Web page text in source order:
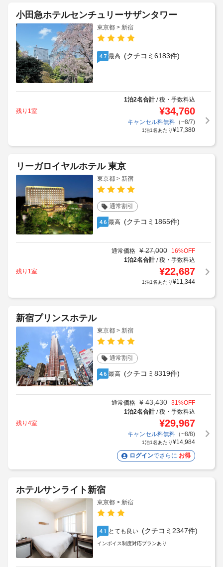
小田急ホテルセンチュリーサザンタワー
東京都 > 新宿
4.7 最高 (クチコミ6183件)
1泊2名合計/税・手数料込
残り1室
¥34,760
キャンセル料無料（~8/7)
1泊1名あたり¥17,380
リーガロイヤルホテル 東京
東京都 > 新宿
通常割引
4.6 最高 (クチコミ1865件)
通常価格 ¥ 27,000 16%OFF
1泊2名合計/税・手数料込
残り1室
¥22,687
1泊1名あたり¥11,344
新宿プリンスホテル
東京都 > 新宿
通常割引
4.6 最高 (クチコミ8319件)
通常価格 ¥ 43,430 31%OFF
1泊2名合計/税・手数料込
残り4室
¥29,967
キャンセル料無料（~8/8)
1泊1名あたり¥14,984
ログインでさらに お得
ホテルサンライト新宿
東京都 > 新宿
4.1 とても良い (クチコミ2347件)
インボイス制度対応プランあり